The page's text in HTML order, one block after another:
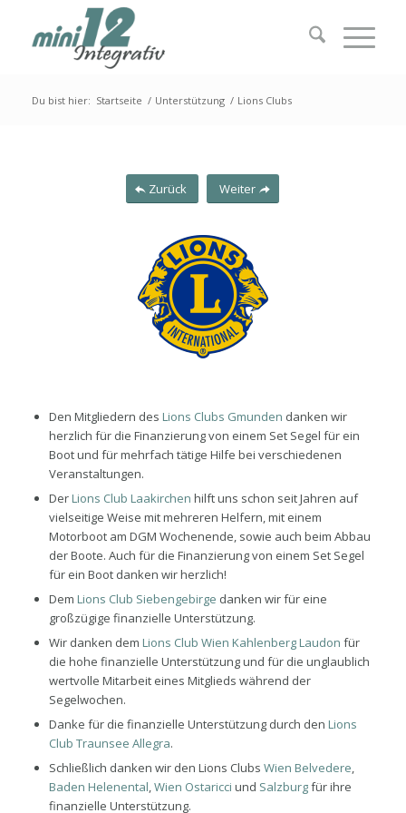
Du bist hier: Startseite / Unterstützung / Lions Clubs
Zurück Weiter
Den Mitgliedern des Lions Clubs Gmunden danken wir
herzlich für die Finanzierung von einem Set Segel für ein
Boot und für mehrfach tätige Hilfe bei verschiedenen
Veranstaltungen.
DerLions Club Laakirchen hilft uns schon seit Jahren auf
vielseitige Weise mit mehreren Helfern, mit einem
Motorboot am DGM Wochenende, sowie auch beim Abbau
der Boote. Auch für die Finanzierung von einem Set Segel
für ein Boot danken wir herzlich!
Dem Lions Club Siebengebirge danken wir für eine
großzügige finanzielle Unterstützung.
Wir danken dem Lions Club Wien Kahlenberg Laudon für
die hohe finanzielle Unterstützung und für die unglaublich
wertvolle Mitarbeit eines Mitglieds während der
Segelwochen.
Danke für die finanzielle Unterstützung durch den Lions
Club Traunsee Allegra.
Schließlich danken wir den Lions Clubs Wien Belvedere,
Baden Helenental,Wien Ostaricci und Salzburgfür ihre
finanzielle Unterstützung.